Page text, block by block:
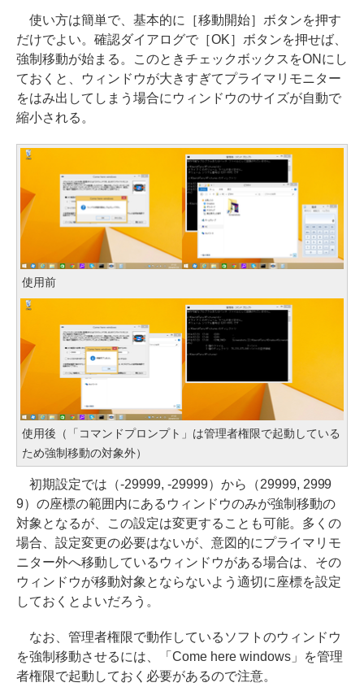
使い方は簡単で、基本的に［移動開始］ボタンを押す
だけでよい。確認ダイアログで［OK］ボタンを押せば、
強制移動が始まる。このときチェックボックスをONにし
ておくと、ウィンドウが大きすぎてプライマリモニター
をはみ出してしまう場合にウィンドウのサイズが自動で
縮小される。
使用前
使用後（「コマンドプロンプト」は管理者権限で起動している
ため強制移動の対象外）
初期設定では（-29999, -29999）から（29999, 2999
9）の座標の範囲内にあるウィンドウのみが強制移動の
対象となるが、この設定は変更することも可能。多くの
場合、設定変更の必要はないが、意図的にプライマリモ
ニター外へ移動しているウィンドウがある場合は、その
ウィンドウが移動対象とならないよう適切に座標を設定
しておくとよいだろう。
なお、管理者権限で動作しているソフトのウィンドウ
を強制移動させるには、「Come here windows」を管理
者権限で起動しておく必要があるので注意。